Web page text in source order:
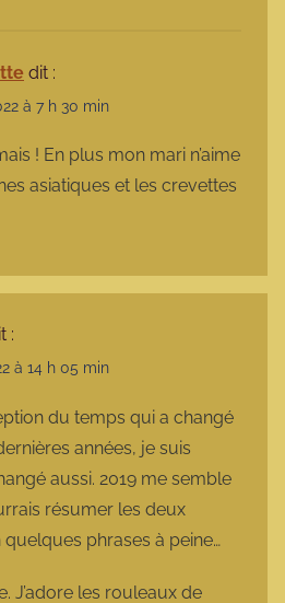
dit :
à 7 h 30 min
! En plus mon mari n’aime
asiatiques et les crevettes
:
à 14 h 05 min
du temps qui a changé
années, je suis
aussi. 2019 me semble
résumer les deux
phrases à peine…
J’adore les rouleaux de